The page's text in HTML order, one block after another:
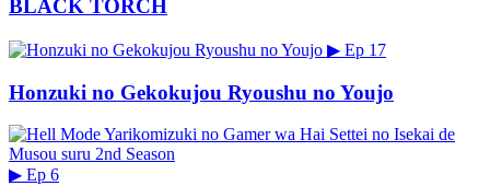
BLACK TORCH
▶ Ep 17
Honzuki no Gekokujou Ryoushu no Youjo
▶ Ep 6